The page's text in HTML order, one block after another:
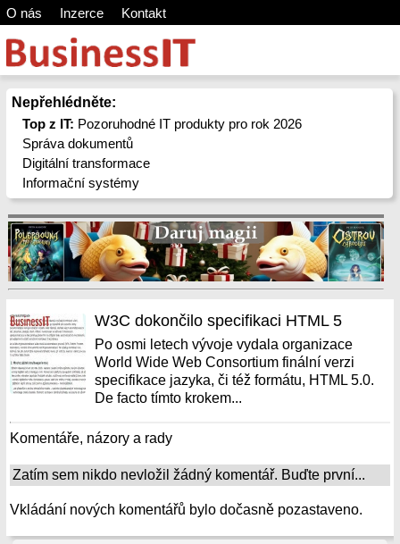
O nás Inzerce Kontakt
Nepřehlédněte:
Top z IT: Pozoruhodné IT produkty pro rok 2026
Správa dokumentů
Digitální transformace
Informační systémy
W3C dokončilo specifikaci HTML 5
Po osmi letech vývoje vydala organizace
World Wide Web Consortium finální verzi
specifikace jazyka, či též formátu, HTML 5.0.
De facto tímto krokem...
Komentáře, názory a rady
Zatím sem nikdo nevložil žádný komentář. Buďte první...
Vkládání nových komentářů bylo dočasně pozastaveno.